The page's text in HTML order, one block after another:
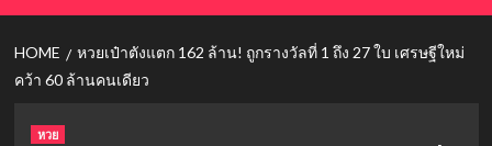
HOME
หวยเป๋าตังแตก 162 ล้าน! ถูกรางวัลที่ 1 ถึง 27 ใบ เศรษฐีใหม่
คว้า 60 ล้านคนเดียว
หวย